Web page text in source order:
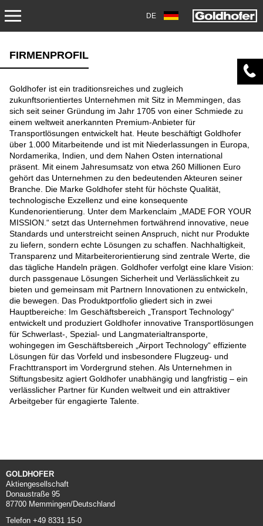
DE
STANDORTE
EINKAUF
FIRMENPROFIL
Goldhofer ist ein traditionsreiches und zugleich
zukunftsorientiertes Unternehmen mit Sitz in Memmingen, das
sich seit seiner Gründung im Jahr 1705 von einer Schmiede zu
einem weltweit anerkannten Premium-Anbieter für
Transportlösungen entwickelt hat. Heute beschäftigt Goldhofer
über 1.000 Mitarbeitende und ist mit Niederlassungen in Europa,
Nordamerika, Indien, und dem Nahen Osten international
präsent. Mit einem Jahresumsatz von etwa 260 Millionen Euro
gehört das Unternehmen zu den bedeutenden Akteuren seiner
Branche. Die Marke Goldhofer steht für höchste Qualität,
technologische Exzellenz und eine konsequente
Kundenorientierung. Unter dem Markenclaim „MADE FOR YOUR
MISSION.“ setzt das Unternehmen fortwährend innovative, neue
Standards und unterstreicht seinen Anspruch, nicht nur Produkte
zu liefern, sondern echte Lösungen zu schaffen. Nachhaltigkeit,
Transparenz und Mitarbeiterorientierung sind zentrale Werte, die
das tägliche Handeln prägen. Goldhofer verfolgt eine klare Vision:
durch passgenaue Lösungen Sicherheit und Verlässlichkeit zu
bieten und gemeinsam mit Partnern Innovationen zu entwickeln,
die bewegen. Das Produktportfolio gliedert sich in zwei
Hauptbereiche: Im Geschäftsbereich „Transport Technology“
entwickelt und produziert Goldhofer innovative Transportlösungen
für Schwerlast-, Spezial- und Langmaterialtransporte,
wohingegen im Geschäftsbereich „Airport Technology“ effiziente
Lösungen für das Vorfeld und insbesondere Flugzeug- und
Frachttransport im Vordergrund stehen. Als Unternehmen in
Stiftungsbesitz agiert Goldhofer unabhängig und langfristig – ein
verlässlicher Partner für Kunden weltweit und ein attraktiver
Arbeitgeber für engagierte Talente.
GOLDHOFER
Aktiengesellschaft
Donaustraße 95
87700 Memmingen/Deutschland
Telefon +49 8331 15-0